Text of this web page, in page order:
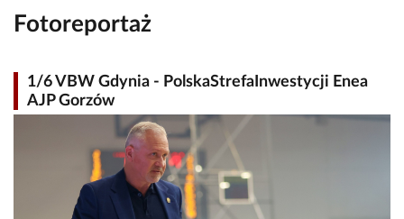
Fotoreportaż
1/6 VBW Gdynia - PolskaStrefaInwestycji Enea
AJP Gorzów